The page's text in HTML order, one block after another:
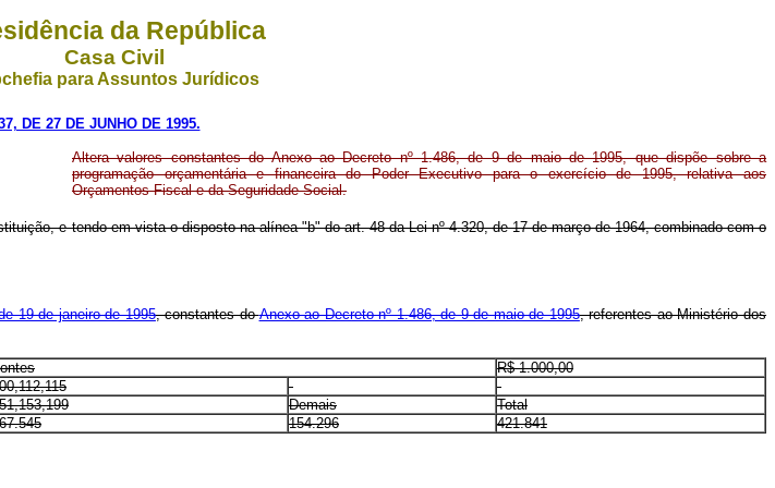
da República
Casa Civil
para Assuntos Jurídicos
DE 27 DE JUNHO DE 1995.
Altera valores constantes do Anexo ao Decreto nº 1.486, de 9 de maio de 1995, que dispõe sobre a
programação orçamentária e financeira do Poder Executivo para o exercício de 1995, relativa aos
Orçamentos Fiscal e da Seguridade Social.
e tendo em vista o disposto na alínea "b" do art. 48 da Lei nº 4.320, de 17 de março de 1964, combinado com o
19 de janeiro de 1995, constantes doAnexo ao Decreto nº 1.486, de 9 de maio de 1995, referentes ao Ministério dos
R$ 1.000,00
Demais
Total
154.296 421.841